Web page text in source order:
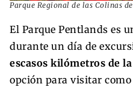
Parque Regional de las Colinas
El Parque Pentlands es
durante un día de
escasos kilómetros de
opción para visitar como